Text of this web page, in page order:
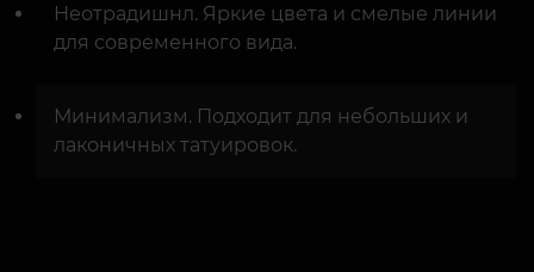
Неотрадишнл. Яркие цвета и смелые линии
для современного вида.
Минимализм. Подходит для небольших и
лаконичных татуировок.